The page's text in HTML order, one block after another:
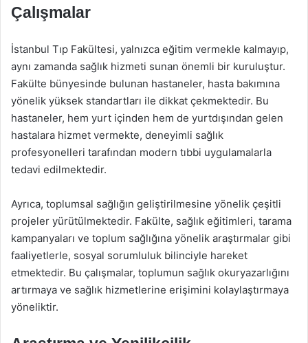
Çalışmalar
İstanbul Tıp Fakültesi, yalnızca eğitim vermekle kalmayıp,
aynı zamanda sağlık hizmeti sunan önemli bir kuruluştur.
Fakülte bünyesinde bulunan hastaneler, hasta bakımına
yönelik yüksek standartları ile dikkat çekmektedir. Bu
hastaneler, hem yurt içinden hem de yurtdışından gelen
hastalara hizmet vermekte, deneyimli sağlık
profesyonelleri tarafından modern tıbbi uygulamalarla
tedavi edilmektedir.
Ayrıca, toplumsal sağlığın geliştirilmesine yönelik çeşitli
projeler yürütülmektedir. Fakülte, sağlık eğitimleri, tarama
kampanyaları ve toplum sağlığına yönelik araştırmalar gibi
faaliyetlerle, sosyal sorumluluk bilinciyle hareket
etmektedir. Bu çalışmalar, toplumun sağlık okuryazarlığını
artırmaya ve sağlık hizmetlerine erişimini kolaylaştırmaya
yöneliktir.